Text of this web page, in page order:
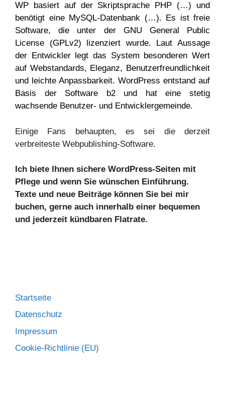
WP basiert auf der Skriptsprache PHP (…) und
benötigt eine MySQL-Datenbank (…). Es ist freie
Software, die unter der GNU General Public
License (GPLv2) lizenziert wurde. Laut Aussage
der Entwickler legt das System besonderen Wert
auf Webstandards, Eleganz, Benutzerfreundlichkeit
und leichte Anpassbarkeit. WordPress entstand auf
Basis der Software b2 und hat eine stetig
wachsende Benutzer- und Entwicklergemeinde.
Einige Fans behaupten, es sei die derzeit
verbreiteste Webpublishing-Software.
Ich biete Ihnen sichere WordPress-Seiten mit
Pflege und wenn Sie wünschen Einführung.
Texte und neue Beiträge können Sie bei mir
buchen, gerne auch innerhalb einer bequemen
und jederzeit kündbaren Flatrate.
Startseite
Datenschutz
Impressum
Cookie-Richtlinie (EU)